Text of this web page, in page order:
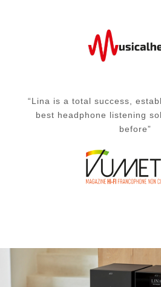
“Lina is a total success,
best headphone listening
before”